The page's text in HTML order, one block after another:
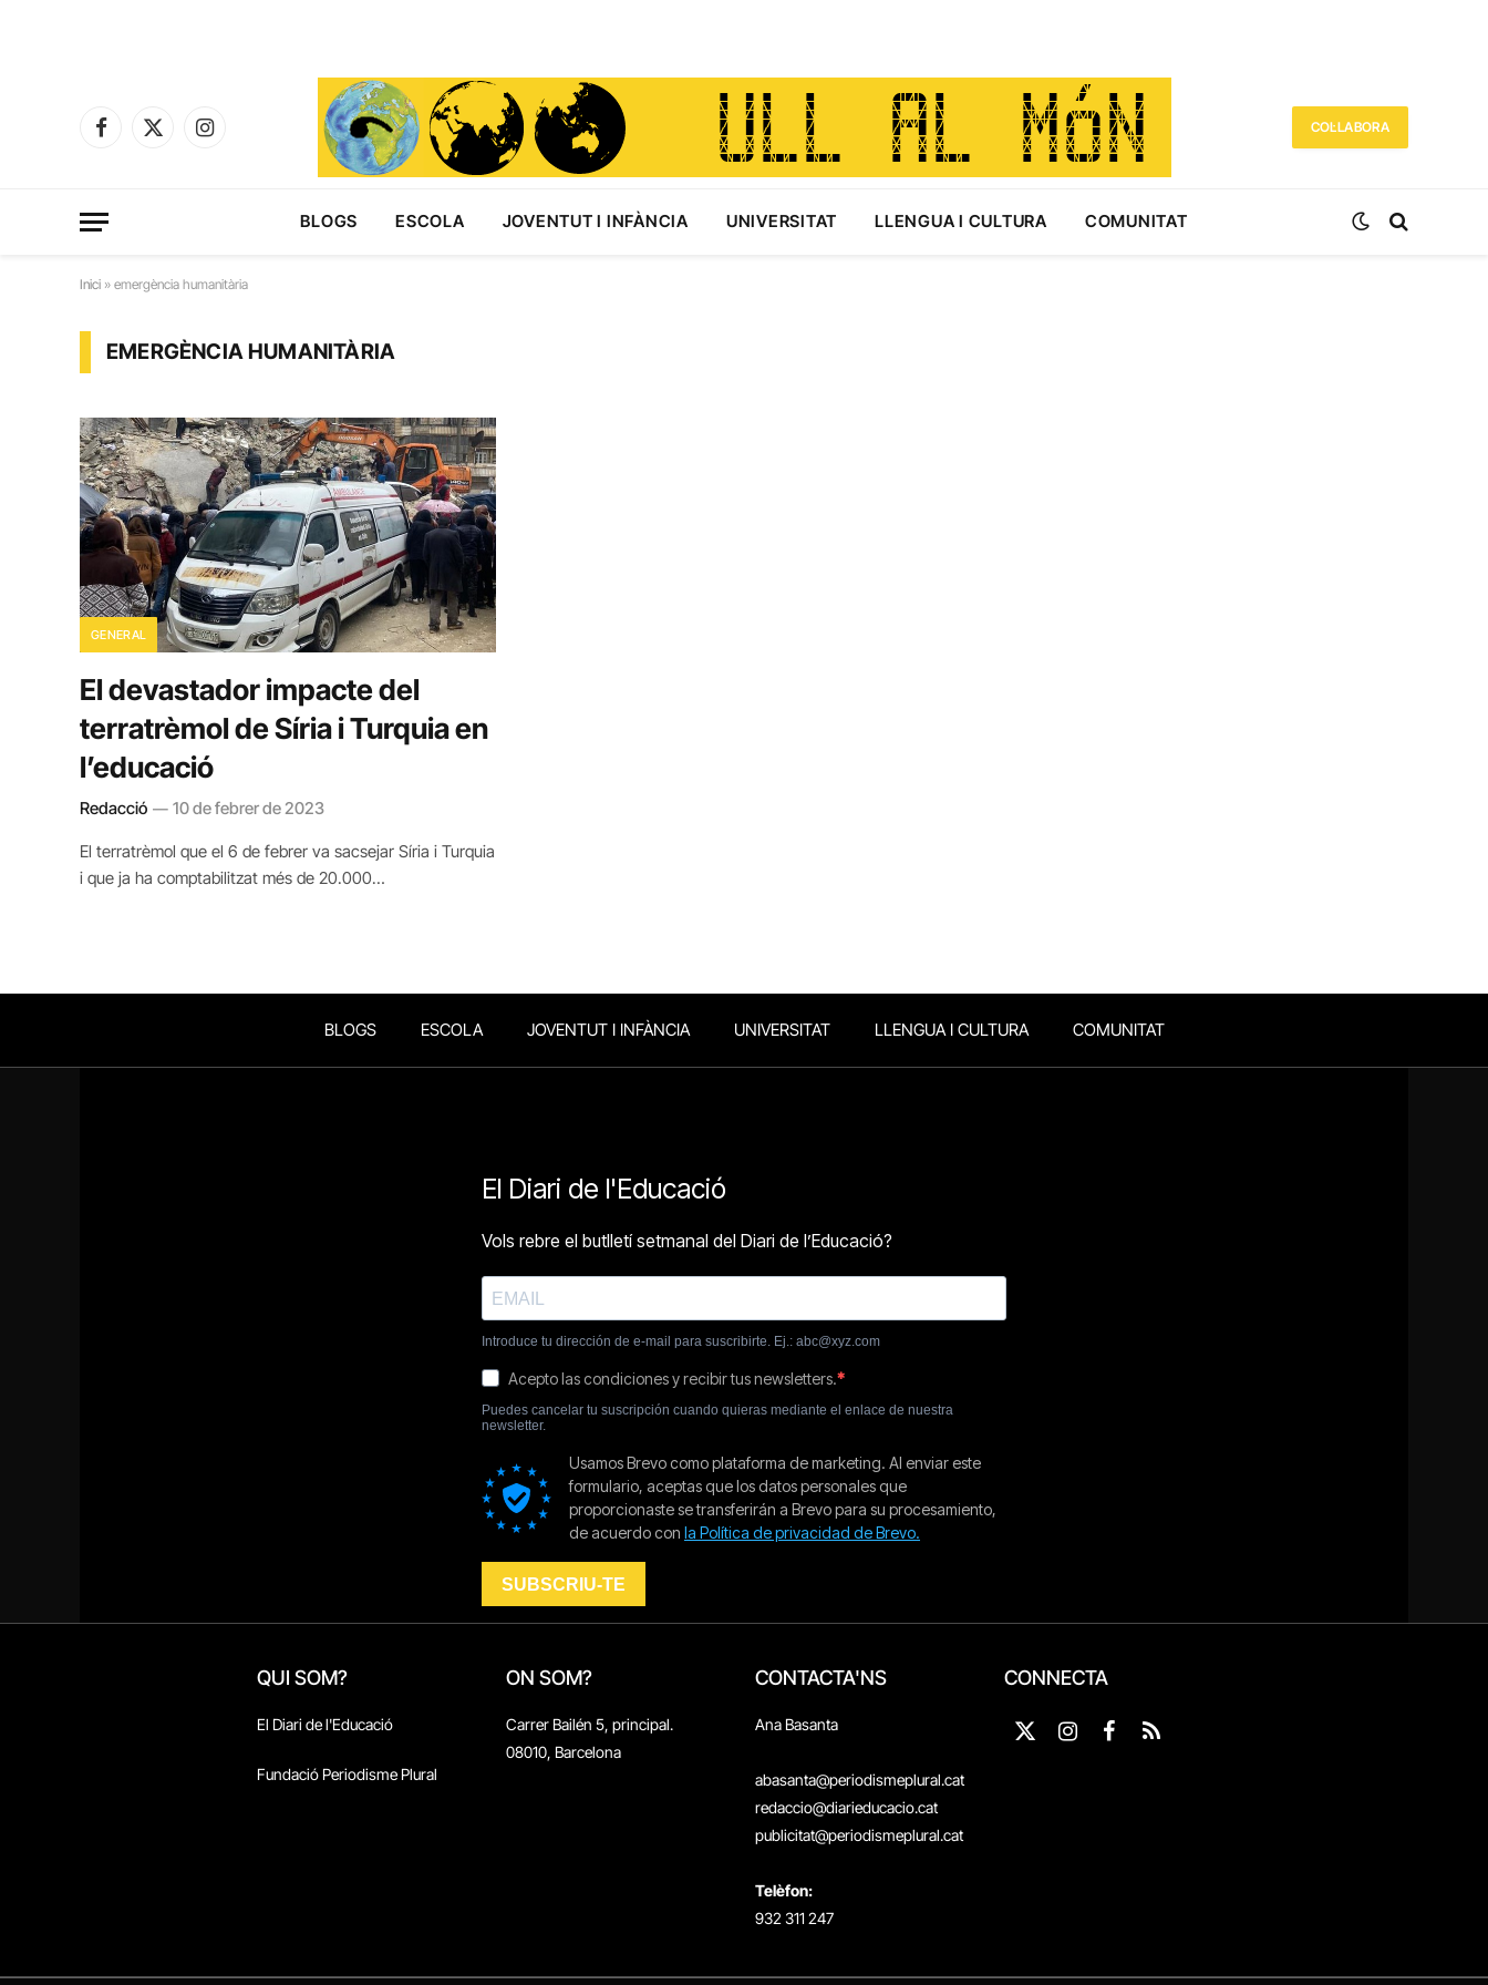
Facebook
X
Instagram
COL·LABORA
BLOGS ESCOLA JOVENTUT I INFÀNCIA UNIVERSITAT LLENGUA I CULTURA COMUNITAT
Inici » emergència humanitària
EMERGÈNCIA HUMANITÀRIA
GENERAL
El devastador impacte del
terratrèmol de Síria i Turquia en
l’educació
Redacció 10 de febrer de 2023
El terratrèmol que el 6 de febrer va sacsejar Síria i Turquia
i que ja ha comptabilitzat més de 20.000…
BLOGS ESCOLA JOVENTUT I INFÀNCIA UNIVERSITAT LLENGUA I CULTURA COMUNITAT
QUI SOM?
El Diari de l'Educació
Fundació Periodisme Plural
ON SOM?
Carrer Bailén 5, principal.
08010, Barcelona
CONTACTA'NS
Ana Basanta
abasanta@periodismeplural.cat
redaccio@diarieducacio.cat
publicitat@periodismeplural.cat
Telèfon:
932 311 247
CONNECTA
X
InstagramFacebook
RSS